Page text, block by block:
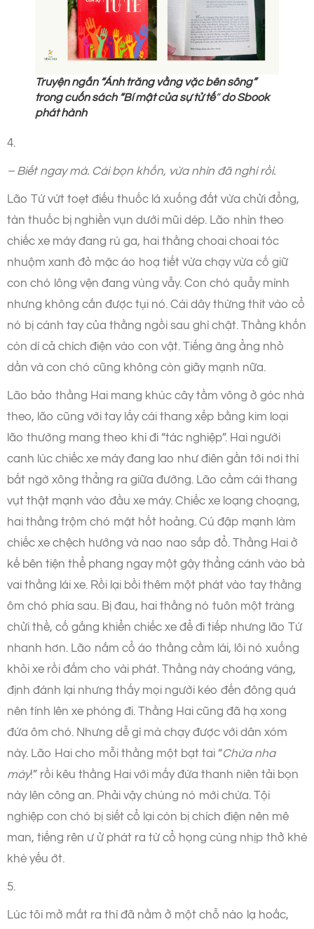
Truyện ngắn “Ánh trăng vằng vặc bên sông”
trong cuốn sách “Bí mật của sự tử tế”do Sbook
phát hành
4.
– Biết ngay mà. Cái bọn khốn, vừa nhìn đã nghi rồi.
Lão Tứ vứt toẹt điếu thuốc lá xuống đất vừa chửi đổng,
tàn thuốc bị nghiền vụn dưới mũi dép. Lão nhìn theo
chiếc xe máy đang rú ga, hai thằng choai choai tóc
nhuộm xanh đỏ mặc áo hoạ tiết vừa chạy vừa cố giữ
con chó lông vện đang vùng vẫy. Con chó quẫy mình
nhưng không cắn được tụi nó. Cái dây thừng thít vào cổ
nó bị cánh tay của thằng ngồi sau ghì chặt. Thằng khốn
còn dí cả chích điện vào con vật. Tiếng ăng ẳng nhỏ
dần và con chó cũng không còn giãy mạnh nữa.
Lão bảo thằng Hai mang khúc cây tầm vông ở góc nhà
theo, lão cũng với tay lấy cái thang xếp bằng kim loại
lão thường mang theo khi đi “tác nghiệp”. Hai người
canh lúc chiếc xe máy đang lao như điên gần tới nơi thì
bất ngờ xông thẳng ra giữa đường. Lão cầm cái thang
vụt thật mạnh vào đầu xe máy. Chiếc xe loạng choạng,
hai thằng trộm chó mặt hốt hoảng. Cú đập mạnh làm
chiếc xe chệch hướng và nao nao sắp đổ. Thằng Hai ở
kế bên tiện thể phang ngay một gậy thẳng cánh vào bả
vai thằng lái xe. Rồi lại bồi thêm một phát vào tay thằng
ôm chó phía sau. Bị đau, hai thằng nó tuôn một tràng
chửi thề, cố gắng khiển chiếc xe để đi tiếp nhưng lão Tứ
nhanh hơn. Lão nắm cổ áo thằng cầm lái, lôi nó xuống
khỏi xe rồi đấm cho vài phát. Thằng này choáng váng,
định đánh lại nhưng thấy mọi người kéo đến đông quá
nên tính lên xe phóng đi. Thằng Hai cũng đã hạ xong
đứa ôm chó. Nhưng dễ gì mà chạy được với dân xóm
này. Lão Hai cho mỗi thằng một bạt tai “Chừa nha
mày!” rồi kêu thằng Hai với mấy đứa thanh niên tải bọn
này lên công an. Phải vậy chúng nó mới chừa. Tội
nghiệp con chó bị siết cổ lại còn bị chích điện nên mê
man, tiếng rên ư ử phát ra từ cổ họng cùng nhịp thở khè
khè yếu ớt.
5.
Lúc tôi mở mắt ra thì đã nằm ở một chỗ nào lạ hoắc,